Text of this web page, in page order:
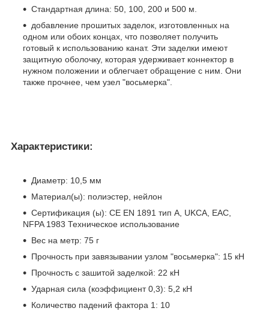
Стандартная длина: 50, 100, 200 и 500 м.
добавление прошитых заделок, изготовленных на
одном или обоих концах, что позволяет получить
готовый к использованию канат. Эти заделки имеют
защитную оболочку, которая удерживает коннектор в
нужном положении и облегчает обращение с ним. Они
также прочнее, чем узел "восьмерка".
Характеристики:
Диаметр: 10,5 мм
Материал(ы): полиэстер, нейлон
Сертификация (ы): CE EN 1891 тип A, UKCA, EAC,
NFPA 1983 Техническое использование
Вес на метр: 75 г
Прочность при завязывании узлом "восьмерка": 15 кН
Прочность с зашитой заделкой: 22 кН
Ударная сила (коэффициент 0,3): 5,2 кН
Количество падений фактора 1: 10